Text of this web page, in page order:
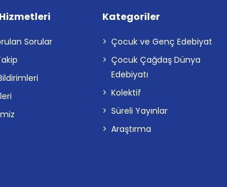
Sorular
Kategoriler
Çocuk ve Genç Edebiyat
Çocuk Çağdaş Dünya
Edebiyatı
Kolektif
Süreli Yayınlar
Araştırma